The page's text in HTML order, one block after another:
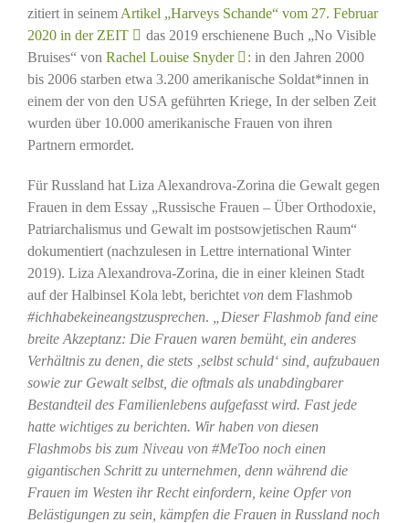
zitiert in seinem Artikel „Harveys Schande“ vom 27. Februar
2020 in der ZEIT
das 2019 erschienene Buch „No Visible
Bruises“ von Rachel Louise Snyder
: in den Jahren 2000
bis 2006 starben etwa 3.200 amerikanische Soldat*innen in
einem der von den USA geführten Kriege, In der selben Zeit
wurden über 10.000 amerikanische Frauen von ihren
Partnern ermordet.
Für Russland hat Liza Alexandrova-Zorina die Gewalt gegen
Frauen in dem Essay „Russische Frauen – Über Orthodoxie,
Patriarchalismus und Gewalt im postsowjetischen Raum“
dokumentiert (nachzulesen in Lettre international Winter
2019). Liza Alexandrova-Zorina, die in einer kleinen Stadt
auf der Halbinsel Kola lebt, berichtet von dem Flashmob
#ichhabekeineangstzusprechen.
„Dieser Flashmob fand eine
breite Akzeptanz: Die Frauen waren bemüht, ein anderes
Verhältnis zu denen, die stets ‚selbst schuld‘ sind, aufzubauen
sowie zur Gewalt selbst, die oftmals als unabdingbarer
Bestandteil des Familienlebens aufgefasst wird. Fast jede
hatte wichtiges zu berichten. Wir haben von diesen
Flashmobs bis zum Niveau von #MeToo noch einen
gigantischen Schritt zu unternehmen, denn während die
Frauen im Westen ihr Recht einfordern, keine Opfer von
Belästigungen zu sein, kämpfen die Frauen in Russland noch